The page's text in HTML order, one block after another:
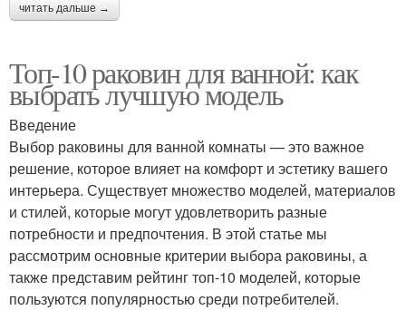
читать дальше →
Топ-10 раковин для ванной: как
выбрать лучшую модель
Введение
Выбор раковины для ванной комнаты — это важное
решение, которое влияет на комфорт и эстетику вашего
интерьера. Существует множество моделей, материалов
и стилей, которые могут удовлетворить разные
потребности и предпочтения. В этой статье мы
рассмотрим основные критерии выбора раковины, а
также представим рейтинг топ-10 моделей, которые
пользуются популярностью среди потребителей.